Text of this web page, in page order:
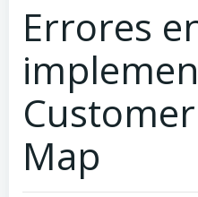
Errores
Map